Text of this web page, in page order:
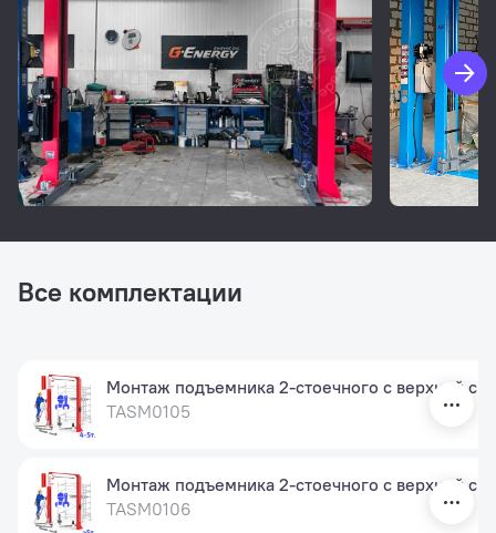
Все комплектации
Монтаж подъемника 2-стоечного с верхней
TASM0105
Монтаж подъемника 2-стоечного с верхней
TASM0106